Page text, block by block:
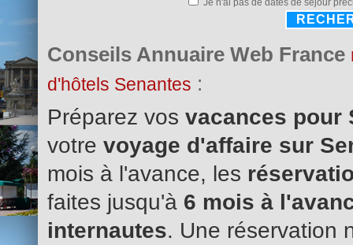
Je n'ai pas de dates de séjour
Conseils Annuaire Web France
d'hôtels Senantes :
Préparez vos vacances pour
votre voyage d'affaire sur
mois à l'avance, les
faites jusqu'à 6 mois à
internautes. Une réservation